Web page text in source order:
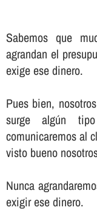
Sabemos que
agrandan el
exige ese dinero.
Pues bien,
surge algún
comunicaremos al
visto bueno
Nunca
exigir ese dinero.